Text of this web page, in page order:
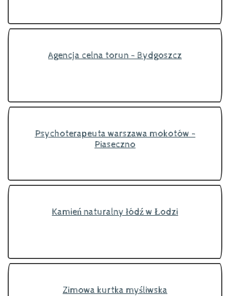
Agencja celna torun - Bydgoszcz
Psychoterapeuta warszawa mokotów -
Piaseczno
Kamień naturalny łódź w Łodzi
Zimowa kurtka myśliwska